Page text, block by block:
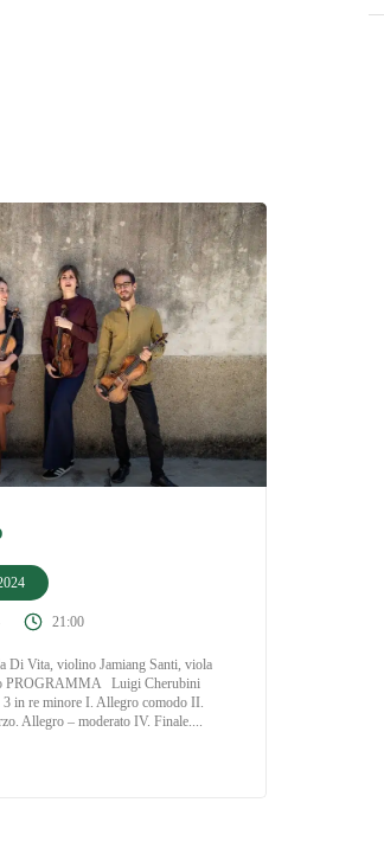
21:00
Di Vita, violino Jamiang Santi, viola
PROGRAMMA Luigi Cherubini
in re minore I. Allegro comodo II.
Allegro – moderato IV. Finale....